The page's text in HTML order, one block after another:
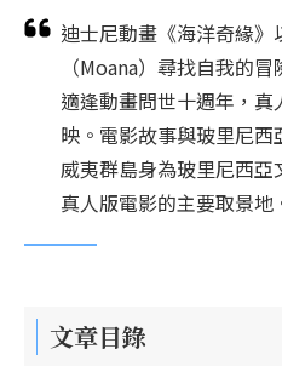
迪士尼動畫《海洋奇緣》
（Moana）尋找自我的
適逢動畫問世十週年，
映。電影故事與玻里尼
威夷群島身為玻里尼西
真人版電影的主要取景地
文章目錄